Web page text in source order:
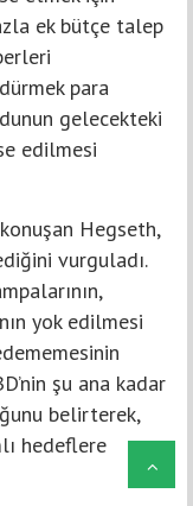
ek bütçe talep
para
gelecekteki
edilmesi
Hegseth,
vurguladı.
yok edilmesi
şu ana kadar
belirterek,
hedeflere